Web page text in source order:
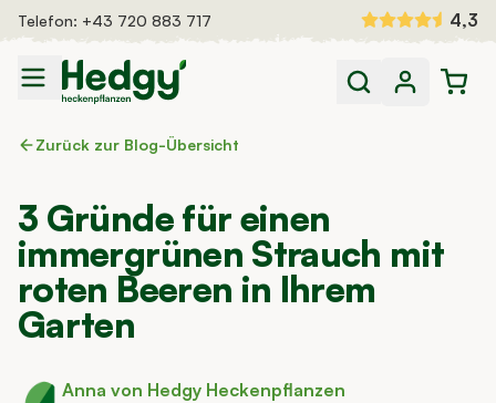
Telefon: +43 720 883 717 4,3
Fertighecken
Inspiration
Zurück zur Blog-Übersicht
3 Gründe für einen
immergrünen Strauch mit
roten Beeren in Ihrem
Garten
Anna von Hedgy Heckenpflanzen